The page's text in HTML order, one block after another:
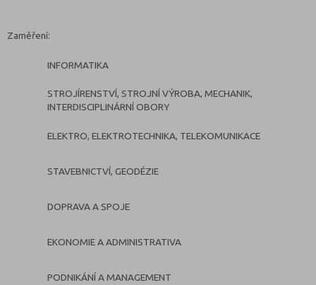
Zaměření:
INFORMATIKA
STROJÍRENSTVÍ, STROJNÍ VÝROBA, MECHANIK,
INTERDISCIPLINÁRNÍ OBORY
ELEKTRO, ELEKTROTECHNIKA, TELEKOMUNIKACE
STAVEBNICTVÍ, GEODÉZIE
DOPRAVA A SPOJE
EKONOMIE A ADMINISTRATIVA
PODNIKÁNÍ A MANAGEMENT